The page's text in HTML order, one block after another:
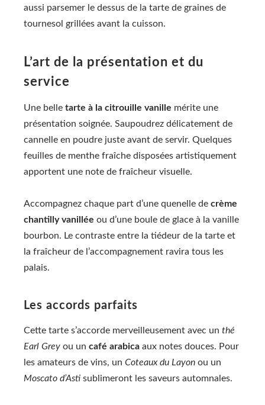
aussi parsemer le dessus de la tarte de graines de
tournesol grillées avant la cuisson.
L’art de la présentation et du
service
Une belle tarte à la citrouille vanille mérite une
présentation soignée. Saupoudrez délicatement de
cannelle en poudre juste avant de servir. Quelques
feuilles de menthe fraîche disposées artistiquement
apportent une note de fraîcheur visuelle.
Accompagnez chaque part d’une quenelle de crème
chantilly vanillée ou d’une boule de glace à la vanille
bourbon. Le contraste entre la tiédeur de la tarte et
la fraîcheur de l’accompagnement ravira tous les
palais.
Les accords parfaits
Cette tarte s’accorde merveilleusement avec un thé
Earl Grey ou un café arabica aux notes douces. Pour
les amateurs de vins, un Coteaux du Layon ou un
Moscato d’Asti sublimeront les saveurs automnales.